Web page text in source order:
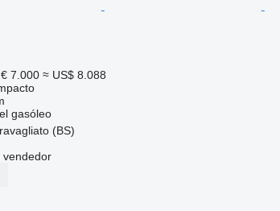
€ 7.000 ≈ US$ 8.088
gasóleo
(BS)
vendedor